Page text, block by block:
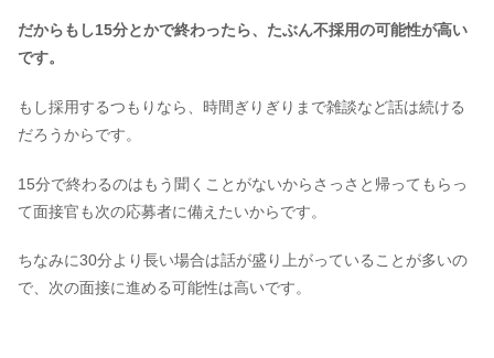
だからもし15分とかで終わったら、たぶん不採用の可能性が高い
です。
もし採用するつもりなら、時間ぎりぎりまで雑談など話は続ける
だろうからです。
15分で終わるのはもう聞くことがないからさっさと帰ってもらっ
て面接官も次の応募者に備えたいからです。
ちなみに30分より長い場合は話が盛り上がっていることが多いの
で、次の面接に進める可能性は高いです。